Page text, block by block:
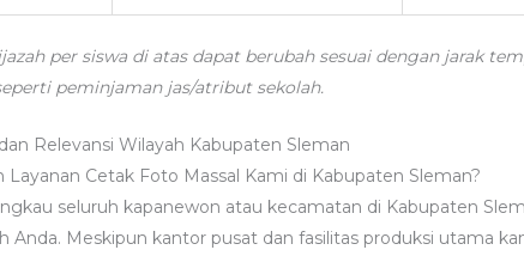
per siswa di atas dapat berubah sesuai dengan jarak
peminjaman jas/atribut sekolah.
Relevansi Wilayah Kabupaten Sleman
Layanan Cetak Foto Massal Kami di Kabupaten Sleman?
seluruh kapanewon atau kecamatan di Kabupaten
Anda. Meskipun kantor pusat dan fasilitas produksi utama